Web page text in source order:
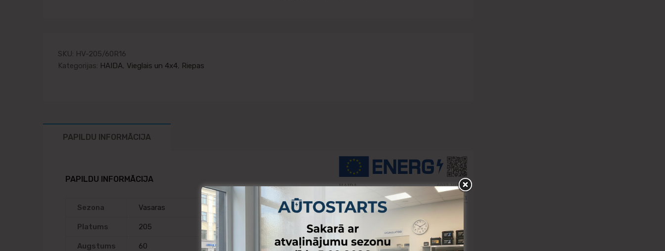
SKU: HV-205/60R16
Kategorijas: HAIDA, Vieglais un 4x4, Riepas
PAPILDU INFORMĀCIJA
PAPILDU INFORMĀCIJA
Sezona Vasaras
Platums 205
Augstums 60